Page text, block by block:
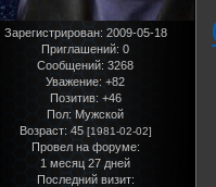
Зарегистрирован: 2009-05-18
Приглашений: 0
Сообщений: 3268
Уважение: +82
Позитив: +46
Пол:Мужской
Возраст: 45 [1981-02-02]
Провел на форуме:
1 месяц 27 дней
Последний визит: